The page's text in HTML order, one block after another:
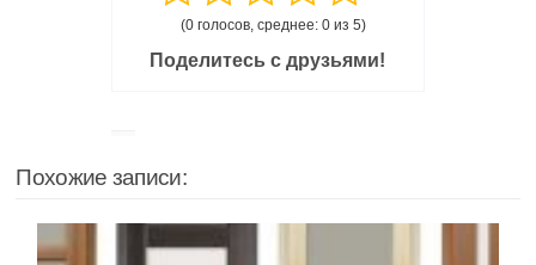
(0 голосов, среднее: 0 из 5)
Поделитесь с друзьями!
Похожие записи: